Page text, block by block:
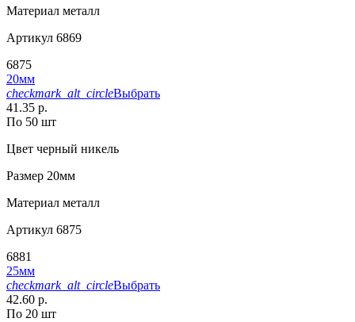
Материал металл
Артикул 6869
6875
20мм
checkmark_alt_circleВыбрать
41.35 р.
По 50 шт
Цвет черный никель
Размер 20мм
Материал металл
Артикул 6875
6881
25мм
checkmark_alt_circleВыбрать
42.60 р.
По 20 шт